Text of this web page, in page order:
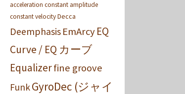
acceleration constant amplitude
constant velocityDecca
Deemphasis EmArcyEQ
Curve / EQ カーブ
Equalizerfine groove
FunkGyroDec (ジャイ